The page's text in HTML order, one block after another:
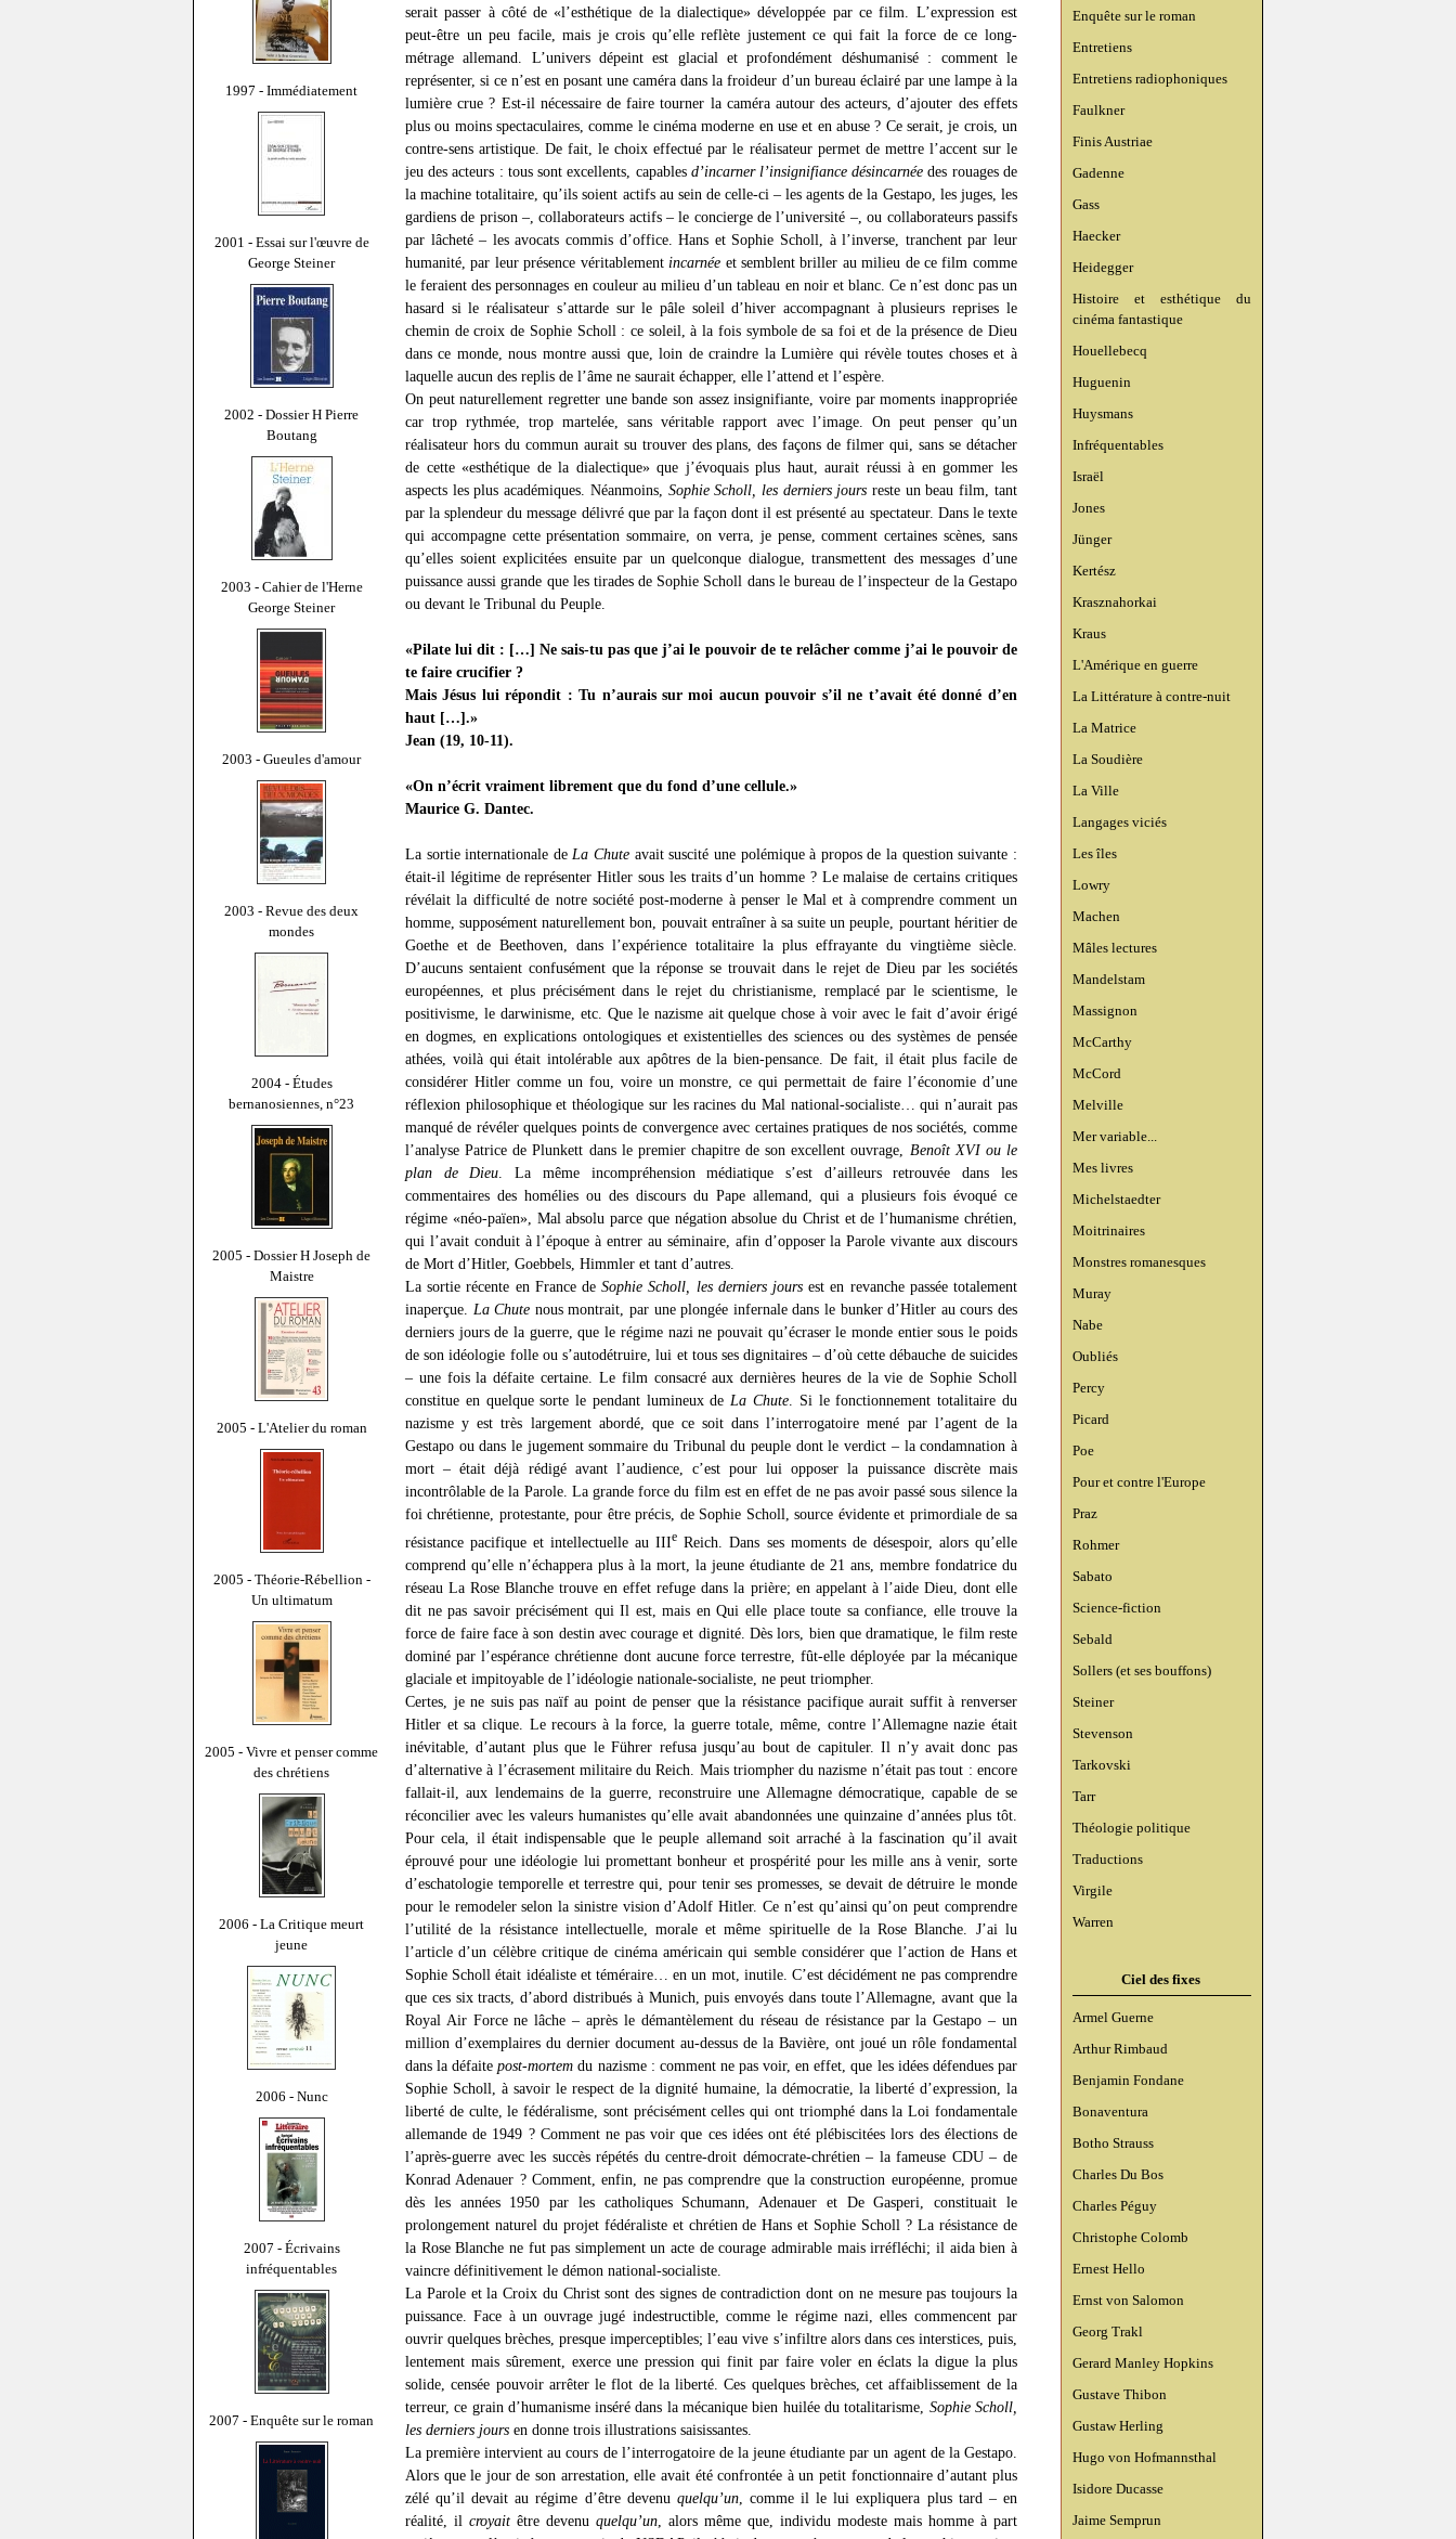
1997 - Immédiatement
2001 - Essai sur l'œuvre de
George Steiner
2002 - Dossier H Pierre
Boutang
2003 - Cahier de l'Herne
George Steiner
2003 - Gueules d'amour
2003 - Revue des deux
mondes
2004 - Études
bernanosiennes, n°23
2005 - Dossier H Joseph de
Maistre
2005 - L'Atelier du roman
2005 - Théorie-Rébellion -
Un ultimatum
2005 - Vivre et penser comme
des chrétiens
2006 - La Critique meurt
jeune
2006 - Nunc
2007 - Écrivains
infréquentables
2007 - Enquête sur le roman
Enquête sur le roman
Entretiens
Entretiens radiophoniques
Faulkner
Finis Austriae
Gadenne
Gass
Haecker
Heidegger
Histoire et esthétique du
cinéma fantastique
Houellebecq
Huguenin
Huysmans
Infréquentables
Israël
Jones
Jünger
Kertész
Krasznahorkai
Kraus
L'Amérique en guerre
La Littérature à contre-nuit
La Matrice
La Soudière
La Ville
Langages viciés
Les îles
Lowry
Machen
Mâles lectures
Mandelstam
Massignon
McCarthy
McCord
Melville
Mer variable...
Mes livres
Michelstaedter
Moitrinaires
Monstres romanesques
Muray
Nabe
Oubliés
Percy
Picard
Poe
Pour et contre l'Europe
Praz
Rohmer
Sabato
Science-fiction
Sebald
Sollers (et ses bouffons)
Steiner
Stevenson
Tarkovski
Tarr
Théologie politique
Traductions
Virgile
Warren
Ciel des fixes
Armel Guerne
Arthur Rimbaud
Benjamin Fondane
Bonaventura
Botho Strauss
Charles Du Bos
Charles Péguy
Christophe Colomb
Ernest Hello
Ernst von Salomon
Georg Trakl
Gerard Manley Hopkins
Gustave Thibon
Gustaw Herling
Hugo von Hofmannsthal
Isidore Ducasse
Jaime Semprun
serait passer à côté de «l’esthétique de la dialectique» développée par ce film. L’expression est
peut-être un peu facile, mais je crois qu’elle reflète justement ce qui fait la force de ce long-
métrage allemand. L’univers dépeint est glacial et profondément déshumanisé : comment le
représenter, si ce n’est en posant une caméra dans la froideur d’un bureau éclairé par une lampe à la
lumière crue ? Est-il nécessaire de faire tourner la caméra autour des acteurs, d’ajouter des effets
plus ou moins spectaculaires, comme le cinéma moderne en use et en abuse ? Ce serait, je crois, un
contre-sens artistique. De fait, le choix effectué par le réalisateur permet de mettre l’accent sur le
jeu des acteurs : tous sont excellents, capables d’incarner l’insignifiance désincarnée des rouages de
la machine totalitaire, qu’ils soient actifs au sein de celle-ci – les agents de la Gestapo, les juges, les
gardiens de prison –, collaborateurs actifs – le concierge de l’université –, ou collaborateurs passifs
par lâcheté – les avocats commis d’office. Hans et Sophie Scholl, à l’inverse, tranchent par leur
humanité, par leur présence véritablement incarnée et semblent briller au milieu de ce film comme
le feraient des personnages en couleur au milieu d’un tableau en noir et blanc. Ce n’est donc pas un
hasard si le réalisateur s’attarde sur le pâle soleil d’hiver accompagnant à plusieurs reprises le
chemin de croix de Sophie Scholl : ce soleil, à la fois symbole de sa foi et de la présence de Dieu
dans ce monde, nous montre aussi que, loin de craindre la Lumière qui révèle toutes choses et à
laquelle aucun des replis de l’âme ne saurait échapper, elle l’attend et l’espère.
On peut naturellement regretter une bande son assez insignifiante, voire par moments inappropriée
car trop rythmée, trop martelée, sans véritable rapport avec l’image. On peut penser qu’un
réalisateur hors du commun aurait su trouver des plans, des façons de filmer qui, sans se détacher
de cette «esthétique de la dialectique» que j’évoquais plus haut, aurait réussi à en gommer les
aspects les plus académiques. Néanmoins, Sophie Scholl, les derniers jours reste un beau film, tant
par la splendeur du message délivré que par la façon dont il est présenté au spectateur. Dans le texte
qui accompagne cette présentation sommaire, on verra, je pense, comment certaines scènes, sans
qu’elles soient explicitées ensuite par un quelconque dialogue, transmettent des messages d’une
puissance aussi grande que les tirades de Sophie Scholl dans le bureau de l’inspecteur de la Gestapo
ou devant le Tribunal du Peuple.
«Pilate lui dit : […] Ne sais-tu pas que j’ai le pouvoir de te relâcher comme j’ai le pouvoir de
te faire crucifier ?
Mais Jésus lui répondit : Tu n’aurais sur moi aucun pouvoir s’il ne t’avait été donné d’en
haut […].»
Jean (19, 10-11).
«On n’écrit vraiment librement que du fond d’une cellule.»
Maurice G. Dantec.
La sortie internationale de La Chute avait suscité une polémique à propos de la question suivante :
était-il légitime de représenter Hitler sous les traits d’un homme ? Le malaise de certains critiques
révélait la difficulté de notre société post-moderne à penser le Mal et à comprendre comment un
homme, supposément naturellement bon, pouvait entraîner à sa suite un peuple, pourtant héritier de
Goethe et de Beethoven, dans l’expérience totalitaire la plus effrayante du vingtième siècle.
D’aucuns sentaient confusément que la réponse se trouvait dans le rejet de Dieu par les sociétés
européennes, et plus précisément dans le rejet du christianisme, remplacé par le scientisme, le
positivisme, le darwinisme, etc. Que le nazisme ait quelque chose à voir avec le fait d’avoir érigé
en dogmes, en explications ontologiques et existentielles des sciences ou des systèmes de pensée
athées, voilà qui était intolérable aux apôtres de la bien-pensance. De fait, il était plus facile de
considérer Hitler comme un fou, voire un monstre, ce qui permettait de faire l’économie d’une
réflexion philosophique et théologique sur les racines du Mal national-socialiste… qui n’aurait pas
manqué de révéler quelques points de convergence avec certaines pratiques de nos sociétés, comme
l’analyse Patrice de Plunkett dans le premier chapitre de son excellent ouvrage, Benoît XVI ou le
plan de Dieu . La même incompréhension médiatique s’est d’ailleurs retrouvée dans les
commentaires des homélies ou des discours du Pape allemand, qui a plusieurs fois évoqué ce
régime «néo-païen», Mal absolu parce que négation absolue du Christ et de l’humanisme chrétien,
qui l’avait conduit à l’époque à entrer au séminaire, afin d’opposer la Parole vivante aux discours
de Mort d’Hitler, Goebbels, Himmler et tant d’autres.
La sortie récente en France deSophie Scholl, les derniers joursest en revanche passée totalement
inaperçue. La Chute nous montrait, par une plongée infernale dans le bunker d’Hitler au cours des
derniers jours de la guerre, que le régime nazi ne pouvait qu’écraser le monde entier sous le poids
de son idéologie folle ou s’autodétruire, lui et tous ses dignitaires – d’où cette débauche de suicides
– une fois la défaite certaine. Le film consacré aux dernières heures de la vie de Sophie Scholl
constitue en quelque sorte le pendant lumineux de La Chute . Si le fonctionnement totalitaire du
nazisme y est très largement abordé, que ce soit dans l’interrogatoire mené par l’agent de la
Gestapo ou dans le jugement sommaire du Tribunal du peuple dont le verdict – la condamnation à
mort – était déjà rédigé avant l’audience, c’est pour lui opposer la puissance discrète mais
incontrôlable de la Parole. La grande force du film est en effet de ne pas avoir passé sous silence la
foi chrétienne, protestante, pour être précis, de Sophie Scholl, source évidente et primordiale de sa
résistance pacifique et intellectuelle au IIIe Reich. Dans ses moments de désespoir, alors qu’elle
comprend qu’elle n’échappera plus à la mort, la jeune étudiante de 21 ans, membre fondatrice du
réseau La Rose Blanche trouve en effet refuge dans la prière; en appelant à l’aide Dieu, dont elle
dit ne pas savoir précisément qui Il est, mais en Qui elle place toute sa confiance, elle trouve la
force de faire face à son destin avec courage et dignité. Dès lors, bien que dramatique, le film reste
dominé par l’espérance chrétienne dont aucune force terrestre, fût-elle déployée par la mécanique
glaciale et impitoyable de l’idéologie nationale-socialiste, ne peut triompher.
Certes, je ne suis pas naïf au point de penser que la résistance pacifique aurait suffit à renverser
Hitler et sa clique. Le recours à la force, la guerre totale, même, contre l’Allemagne nazie était
inévitable, d’autant plus que le Führer refusa jusqu’au bout de capituler. Il n’y avait donc pas
d’alternative à l’écrasement militaire du Reich. Mais triompher du nazisme n’était pas tout : encore
fallait-il, aux lendemains de la guerre, reconstruire une Allemagne démocratique, capable de se
réconcilier avec les valeurs humanistes qu’elle avait abandonnées une quinzaine d’années plus tôt.
Pour cela, il était indispensable que le peuple allemand soit arraché à la fascination qu’il avait
éprouvé pour une idéologie lui promettant bonheur et prospérité pour les mille ans à venir, sorte
d’eschatologie temporelle et terrestre qui, pour tenir ses promesses, se devait de détruire le monde
pour le remodeler selon la sinistre vision d’Adolf Hitler. Ce n’est qu’ainsi qu’on peut comprendre
l’utilité de la résistance intellectuelle, morale et même spirituelle de la Rose Blanche. J’ai lu
l’article d’un célèbre critique de cinéma américain qui semble considérer que l’action de Hans et
Sophie Scholl était idéaliste et téméraire… en un mot, inutile. C’est décidément ne pas comprendre
que ces six tracts, d’abord distribués à Munich, puis envoyés dans toute l’Allemagne, avant que la
Royal Air Force ne lâche – après le démantèlement du réseau de résistance par la Gestapo – un
million d’exemplaires du dernier document au-dessus de la Bavière, ont joué un rôle fondamental
dans la défaitepost-mortem du nazisme : comment ne pas voir, en effet, que les idées défendues par
Sophie Scholl, à savoir le respect de la dignité humaine, la démocratie, la liberté d’expression, la
liberté de culte, le fédéralisme, sont précisément celles qui ont triomphé dans la Loi fondamentale
allemande de 1949 ? Comment ne pas voir que ces idées ont été plébiscitées lors des élections de
l’après-guerre avec les succès répétés du centre-droit démocrate-chrétien – la fameuse CDU – de
Konrad Adenauer ? Comment, enfin, ne pas comprendre que la construction européenne, promue
dès les années 1950 par les catholiques Schumann, Adenauer et De Gasperi, constituait le
prolongement naturel du projet fédéraliste et chrétien de Hans et Sophie Scholl ? La résistance de
la Rose Blanche ne fut pas simplement un acte de courage admirable mais irréfléchi; il aida bien à
vaincre définitivement le démon national-socialiste.
La Parole et la Croix du Christ sont des signes de contradiction dont on ne mesure pas toujours la
puissance. Face à un ouvrage jugé indestructible, comme le régime nazi, elles commencent par
ouvrir quelques brèches, presque imperceptibles; l’eau vive s’infiltre alors dans ces interstices, puis,
lentement mais sûrement, exerce une pression qui finit par faire voler en éclats la digue la plus
solide, censée pouvoir arrêter le flot de la liberté. Ces quelques brèches, cet affaiblissement de la
terreur, ce grain d’humanisme inséré dans la mécanique bien huilée du totalitarisme, Sophie Scholl,
les derniers jours en donne trois illustrations saisissantes.
La première intervient au cours de l’interrogatoire de la jeune étudiante par un agent de la Gestapo.
Alors que le jour de son arrestation, elle avait été confrontée à un petit fonctionnaire d’autant plus
zélé qu’il devait au régime d’être devenu quelqu’un, comme il le lui expliquera plus tard – en
réalité, il croyaitêtre devenu quelqu’un, alors même que, individu modeste mais homme à part